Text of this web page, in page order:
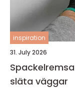
inspiration
31. July 2026
Spackelremsa grunden för hållbara och
släta väggar